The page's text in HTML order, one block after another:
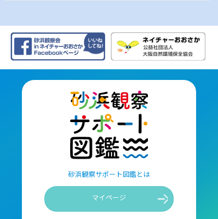
砂浜観察サポート図鑑とは
マイページ